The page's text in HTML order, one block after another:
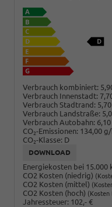
Verbrauch kombiniert:
Verbrauch Innenstadt:
Verbrauch Stadtrand:
Verbrauch Landstraße:
Verbrauch Autobahn:
CO2-Emissionen: 134,00
CO2-Klasse: D
DOWNLOAD
Energiekosten bei 15.000
CO2 Kosten (niedrig)
CO2 Kosten (mittel)
CO2 Kosten (hoch) (Kosten
Jahressteuer: 102,- €